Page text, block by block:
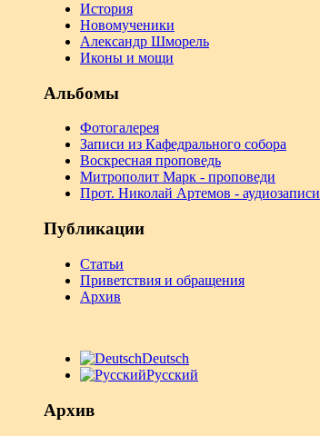
История
Новомученики
Александр Шморель
Иконы и мощи
Альбомы
Фотогалерея
Записи из Кафедрального собора
Воскресная проповедь
Митрополит Марк - проповеди
Прот. Николай Артемов - аудиозаписи
Публикации
Статьи
Приветствия и обращения
Архив
Deutsch
Русский
Архив